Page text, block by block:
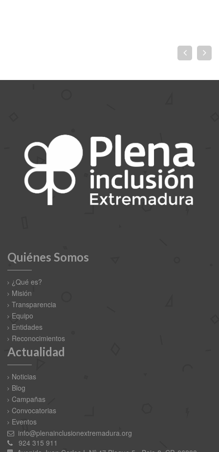
Quiénes Somos
¿Qué es?
Misión
Transparencia
Equipo
Entidades
Reconocimientos
Actualidad
Noticias
Blog
Campañas
Convocatorias
Eventos
info@plenainclusionextremadura.org
924 315 911